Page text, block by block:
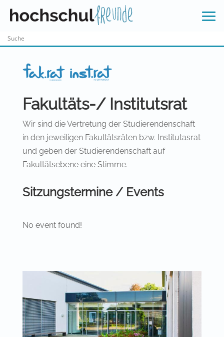
Fakultäts-/ Institutsrat
Wir sind die Vertretung der Studierendenschaft
in den jeweiligen Fakultätsräten bzw. Institutasrat
und geben der Studierendenschaft auf
Fakultätsebene eine Stimme.
Sitzungstermine / Events
No event found!